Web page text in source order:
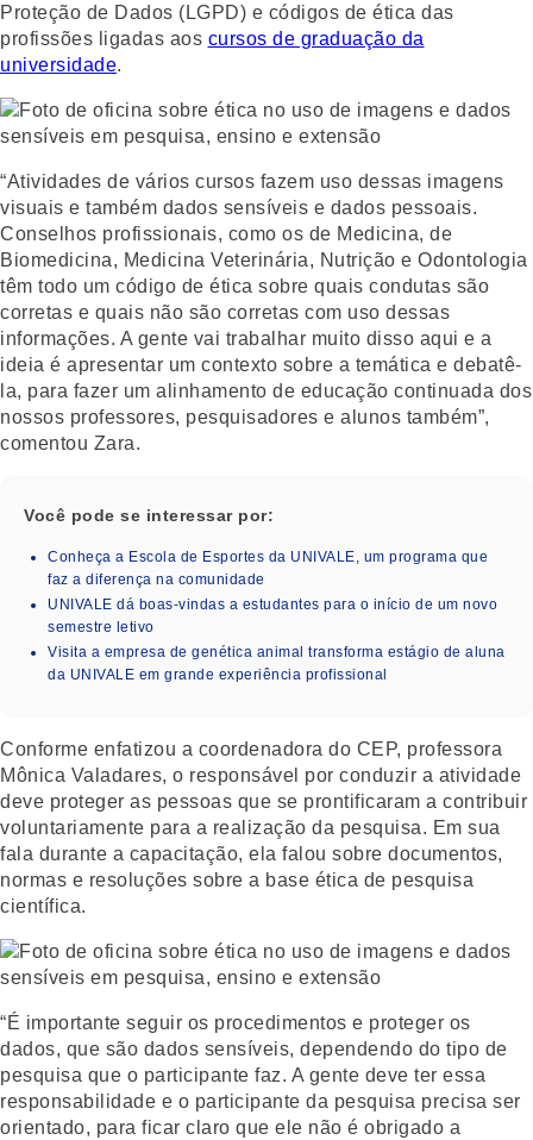
Proteção de Dados (LGPD) e códigos de ética das
profissões ligadas aos cursos de graduação da
universidade.
“Atividades de vários cursos fazem uso dessas imagens
visuais e também dados sensíveis e dados pessoais.
Conselhos profissionais, como os de Medicina, de
Biomedicina, Medicina Veterinária, Nutrição e Odontologia
têm todo um código de ética sobre quais condutas são
corretas e quais não são corretas com uso dessas
informações. A gente vai trabalhar muito disso aqui e a
ideia é apresentar um contexto sobre a temática e debatê-
la, para fazer um alinhamento de educação continuada dos
nossos professores, pesquisadores e alunos também”,
comentou Zara.
Você pode se interessar por:
Conheça a Escola de Esportes da UNIVALE, um programa que
faz a diferença na comunidade
UNIVALE dá boas-vindas a estudantes para o início de um novo
semestre letivo
Visita a empresa de genética animal transforma estágio de aluna
da UNIVALE em grande experiência profissional
Conforme enfatizou a coordenadora do CEP, professora
Mônica Valadares, o responsável por conduzir a atividade
deve proteger as pessoas que se prontificaram a contribuir
voluntariamente para a realização da pesquisa. Em sua
fala durante a capacitação, ela falou sobre documentos,
normas e resoluções sobre a base ética de pesquisa
científica.
“É importante seguir os procedimentos e proteger os
dados, que são dados sensíveis, dependendo do tipo de
pesquisa que o participante faz. A gente deve ter essa
responsabilidade e o participante da pesquisa precisa ser
orientado, para ficar claro que ele não é obrigado a